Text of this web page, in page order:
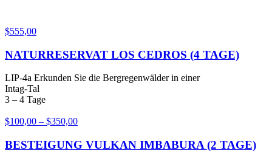
$555,00
NATURRESERVAT LOS CEDROS (4 TAGE)
LIP-4a Erkunden Sie die Bergregenwälder in einer
Intag-Tal
3 – 4 Tage
$100,00 – $350,00
BESTEIGUNG VULKAN IMBABURA (2 TAGE)